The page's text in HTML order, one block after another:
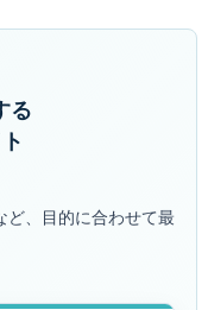
る
ど、目的に合わせて最